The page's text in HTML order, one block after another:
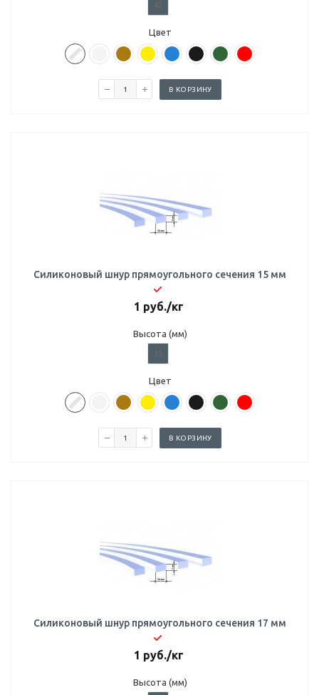
42
Цвет
В КОРЗИНУ
Силиконовый шнур прямоугольного сечения 15 мм
1 руб./кг
Высота (мм)
35
Цвет
В КОРЗИНУ
Силиконовый шнур прямоугольного сечения 17 мм
1 руб./кг
Высота (мм)